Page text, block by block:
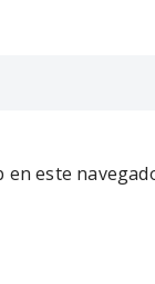
este